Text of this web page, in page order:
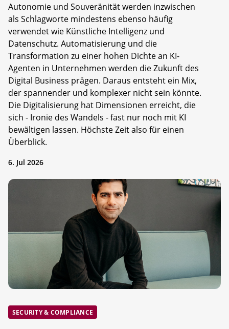
Autonomie und Souveränität werden inzwischen
als Schlagworte mindestens ebenso häufig
verwendet wie Künstliche Intelligenz und
Datenschutz. Automatisierung und die
Transformation zu einer hohen Dichte an KI-
Agenten in Unternehmen werden die Zukunft des
Digital Business prägen. Daraus entsteht ein Mix,
der spannender und komplexer nicht sein könnte.
Die Digitalisierung hat Dimensionen erreicht, die
sich - Ironie des Wandels - fast nur noch mit KI
bewältigen lassen. Höchste Zeit also für einen
Überblick.
6. Jul 2026
SECURITY & COMPLIANCE